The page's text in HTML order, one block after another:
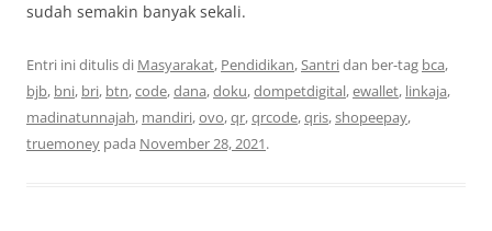
sudah semakin banyak sekali.
Entri ini ditulis di Masyarakat, Pendidikan,Santridan ber-tag bca,
bjb, bni, bri, btn,code,dana,doku,dompetdigital,ewallet, linkaja,
madinatunnajah, mandiri,ovo,qr,qrcode,qris,shopeepay,
truemoney pada November 28, 2021.